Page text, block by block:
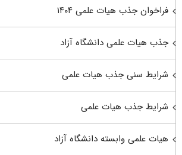
فراخوان جذب هیات علمی ۱۴۰۴
جذب هیات علمی دانشگاه آزاد
شرایط سنی جذب هیات علمی
شرایط جذب هیات علمی
هیات علمی وابسته دانشگاه آزاد